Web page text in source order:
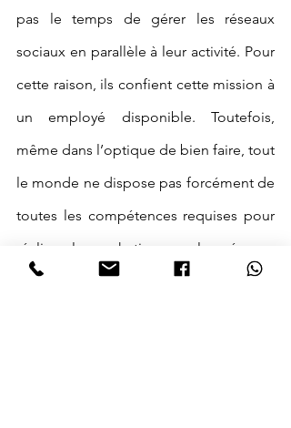
pas le temps de gérer les réseaux
sociaux en parallèle à leur activité. Pour
cette raison, ils confient cette mission à
un employé disponible. Toutefois,
même dans l’optique de bien faire, tout
le monde ne dispose pas forcément de
toutes les compétences requises pour
réaliser le marketing sur les réseaux
sociaux.